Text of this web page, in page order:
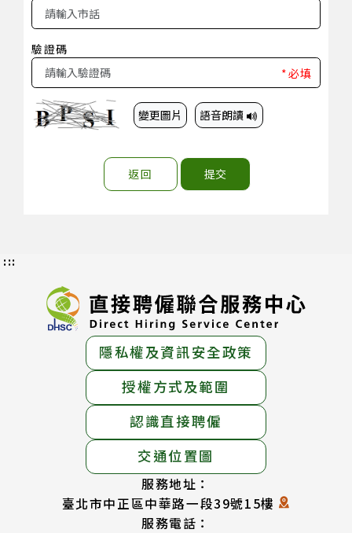
驗證碼
*必填
變更圖片 語音朗讀
返回 提交
:::
隱私權及資訊安全政策
授權方式及範圍
認識直接聘僱
交通位置圖
服務地址：
臺北市中正區中華路一段39號15樓
服務電話：